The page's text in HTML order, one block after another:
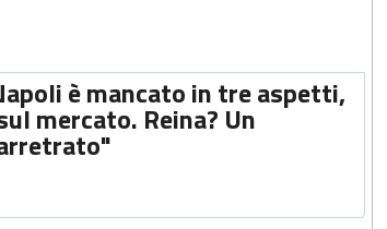
è mancato in tre aspetti,
mercato. Reina? Un